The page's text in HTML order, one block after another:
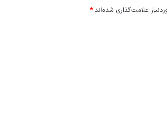
علامت‌گذاری شده‌اند*